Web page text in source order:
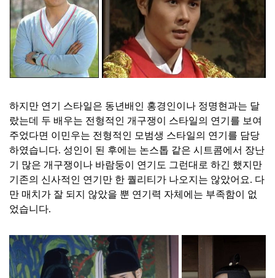
하지만 연기 스타일은 동년배인 홍경인이나 정명현과는 달
랐는데 두 배우는 전형적인 개구쟁이 스타일의 연기를 보여
주었다면 이민우는 전형적인 모범생 스타일의 연기를 담당
하였습니다. 성인이 된 후에는 논스톱 같은 시트콤에서 장난
기 많은 개구쟁이나 바람둥이 연기도 그런대로 하긴 했지만
기존의 신사적인 연기만 한 퀄리티가 나오지는 않았어요. 다
만 매치가 잘 되지 않았을 뿐 연기력 자체에는 부족함이 없
었습니다.